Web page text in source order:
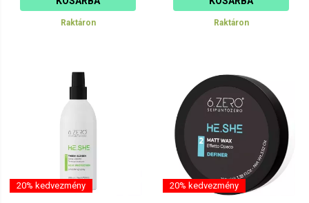
Raktáron Raktáron
20% kedvezmény 20% kedvezmény